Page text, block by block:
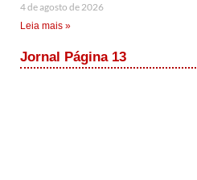
4 de agosto de 2026
Leia mais »
Jornal Página 13